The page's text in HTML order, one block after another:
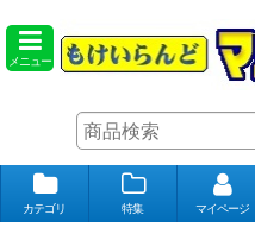
メニュー
カテゴリ 特集 マイページ